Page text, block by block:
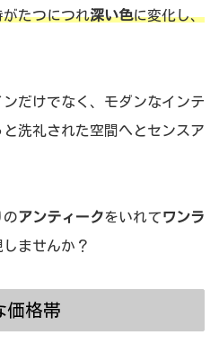
がたつにつれ深い色に変化し、
だけでなく、モダンなインテ
洗礼された空間へとセンスア
のアンティークをいれてワンラ
しませんか？
価格帯